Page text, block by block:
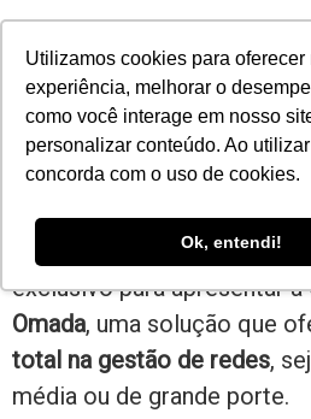
Utilizamos cookies para oferecer
experiência, melhorar o
como você interage em nosso
personalizar conteúdo. Ao
concorda com o uso de cookies.
Ok, entendi!
27 de março, será
exclusivo para apresentar a
Omada, uma solução que
total na gestão de redes,
média ou de grande porte.